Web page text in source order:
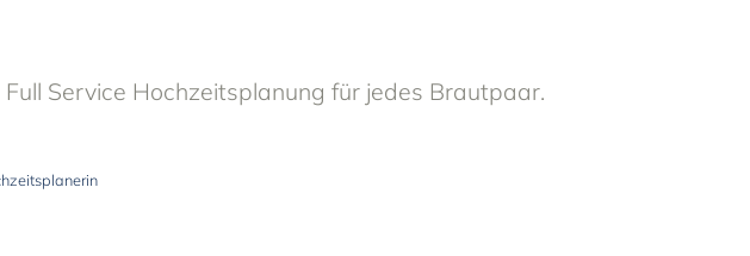
Service Hochzeitsplanung für jedes Brautpaar.